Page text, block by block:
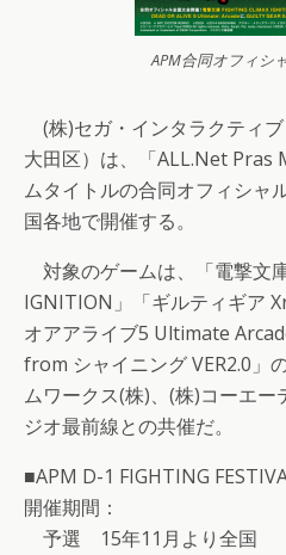
APM合同オフィシ
(株)セガ・インタラクティ
大田区）は、「ALL.Net Pras
ムタイトルの合同オフィシャ
国各地で開催する。
対象のゲームは、「電撃文
IGNITION」「ギルティギア
オアアライブ5 Ultimate
from シャイニング VER2.0」
ムワークス(株)、(株)コーエー
ジオ最前線との共催だ。
■APM D-1 FIGHTING
開催期間：
予選 15年11月より全国